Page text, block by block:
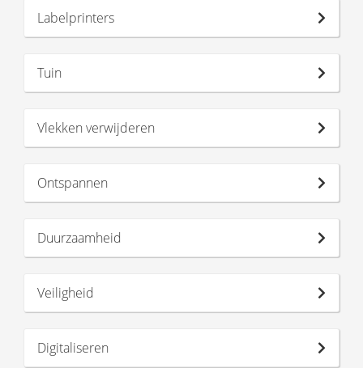
Labelprinters
Tuin
Vlekken verwijderen
Ontspannen
Duurzaamheid
Veiligheid
Digitaliseren